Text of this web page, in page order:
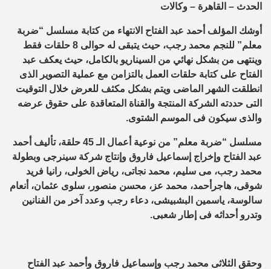
الحدث – القاهرة – وكالات
أوشك المؤلف أحمد عبد الفتاح الانتهاء من كتابة مسلسل “ضربة
معلم” للنجم محمد رجب، حيث يتبقى له حوالى 8 حلقات فقط
وينتهى من بشكل نهائي من السيناريو بالكامل، حيث يعكف عبد
الفتاح على كتابة حلقات العمل بالتزامن مع عملية التصوير الذى
انطلقت الشهر الماضى ويتم بشكل مكثف للعرض خلال التوقيت
التى حددته الشركة المنتجة والقناة المتعاقدة على حقوق عرضه
والذى سيكون فى الموسم الشتوى.
مسلسل “ضربة معلم” من نوعية أعمال الـ 45 حلقة، تأليف أحمد
عبد الفتاح وإخراج إسماعيل فاروق وإنتاج شركة سينرجى وبطولة
محمد رجب، مى سليم، محمد نجاتى، رياض الخولى، رانيا فريد
شوقى، هاجرأحمد، محمد عز، محسن منصور، سلوى عثمان، أنعام
سالوسة، ياسمين البشبيشى، دعاء رجب وعدد آخر من الفنانين
وتدرو أحداثه فى إطار شعبى.
وحقق الثلاثى محمد رجب وإسماعيل فاروق وأحمد عبد الفتاح